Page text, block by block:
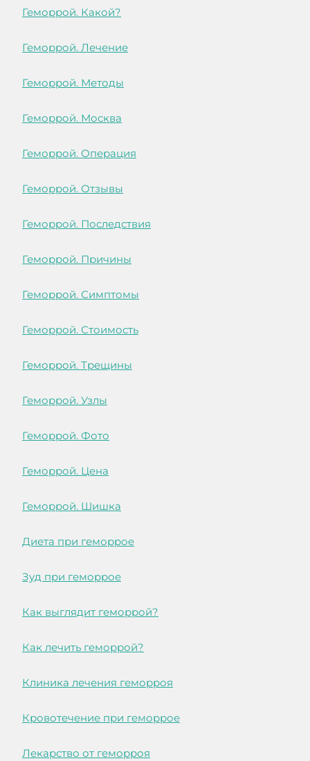
Геморрой. Какой?
Геморрой. Лечение
Геморрой. Методы
Геморрой. Москва
Геморрой. Операция
Геморрой. Отзывы
Геморрой. Последствия
Геморрой. Причины
Геморрой. Симптомы
Геморрой. Стоимость
Геморрой. Трещины
Геморрой. Узлы
Геморрой. Фото
Геморрой. Цена
Геморрой. Шишка
Диета при геморрое
Зуд при геморрое
Как выглядит геморрой?
Как лечить геморрой?
Клиника лечения геморроя
Кровотечение при геморрое
Лекарство от геморроя